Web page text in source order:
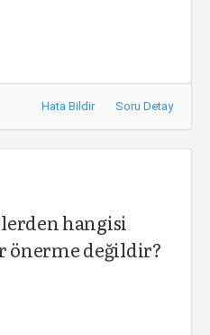
Hata Bildir Soru Detay
hangisi
önerme değildir?